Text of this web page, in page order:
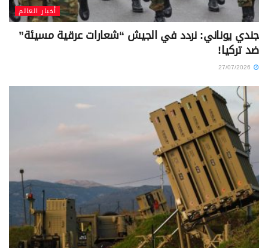
أخبار العالم
جندي يوناني: نردد في الجيش “شعارات عرقية مسيئة”
ضد تركيا!